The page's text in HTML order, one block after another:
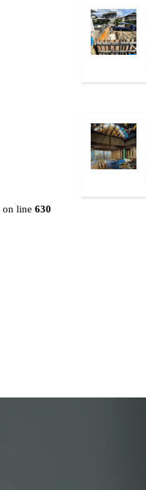
on line 630